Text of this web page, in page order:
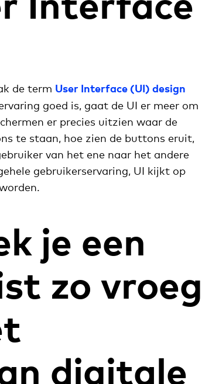
de term User Interface (UI) design
goed is, gaat de UI er meer om
er precies uitzien waar de
te staan, hoe zien de buttons eruit,
van het ene naar het andere
gebruikerservaring, UI kijkt op
je een
zo vroeg
digitale